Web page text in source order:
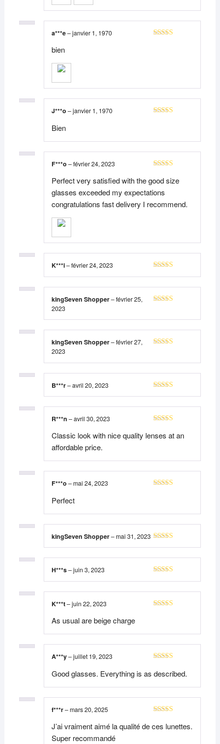
a***e–janvier 1, 1970
bien
J***o –janvier 1, 1970
Bien
F***o –février 24, 2023
Perfect very satisfied with the good size
glasses exceeded my expectations
congratulations fast delivery I recommend.
Note5sur 5
K***i–février 24, 2023
kingSeven Shopper–février 25,
2023
kingSeven Shopper–février 27,
2023
Note5sur 5
B***r–avril 20, 2023
R***n –avril 30, 2023
Classic look with nice quality lenses at an
affordable price.
F***o –mai 24, 2023
Perfect
Note5sur 5
kingSeven Shopper–mai 31, 2023
Note5sur 5
H***s–juin 3, 2023
K***t–juin 22, 2023
As usual are beige charge
A***y–juillet 19, 2023
Good glasses. Everything is as described.
f***r–mars 20, 2025
J’ai vraiment aimé la qualité de ces lunettes.
Super recommandé